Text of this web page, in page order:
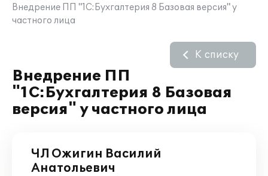
Внедрение ПП "1С:Бухгалтерия 8 Базовая версия" у
частного лица
Внедрение ПП
"1С:Бухгалтерия 8 Базовая
версия" у частного лица
К списку
ЧЛ Ожигин Василий
Анатольевич